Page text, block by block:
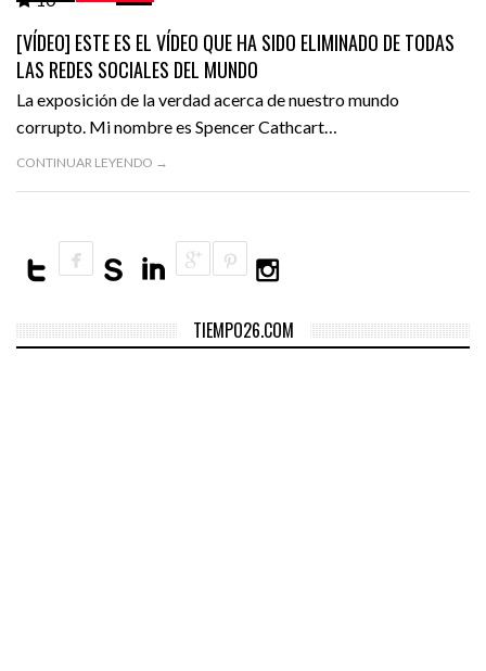
[VÍDEO] ESTE ES EL VÍDEO QUE HA SIDO ELIMINADO DE TODAS
LAS REDES SOCIALES DEL MUNDO
La exposición de la verdad acerca de nuestro mundo
corrupto. Mi nombre es Spencer Cathcart…
CONTINUAR LEYENDO →
TIEMPO26.COM